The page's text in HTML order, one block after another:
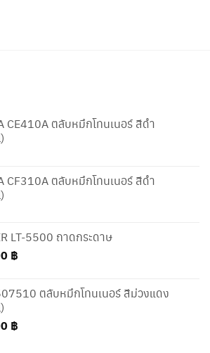
CE410A ตลับหมึกโทนเนอร์ สีดำ
CF310A ตลับหมึกโทนเนอร์ สีดำ
LT-5500 ถาดกระดาษ
฿
ตลับหมึกโทนเนอร์ สีม่วงแดง
฿